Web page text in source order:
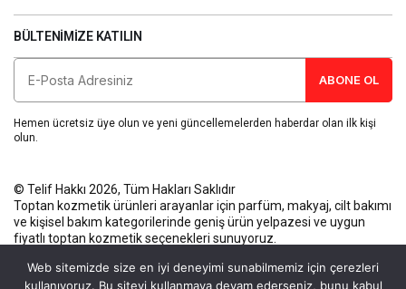
BÜLTENIMIZE KATILIN
ABONE OL
Hemen ücretsiz üye olun ve yeni güncellemelerden haberdar olan ilk kişi
olun.
© Telif Hakkı 2026, Tüm Hakları Saklıdır
Toptan kozmetik ürünleri arayanlar için parfüm, makyaj, cilt bakımı
ve kişisel bakım kategorilerinde geniş ürün yelpazesi ve uygun
fiyatlı toptan kozmetik seçenekleri sunuyoruz.
Web sitemizde size en iyi deneyimi sunabilmemiz için çerezleri
kullanıyoruz. Bu siteyi kullanmaya devam ederseniz, bunu kabul